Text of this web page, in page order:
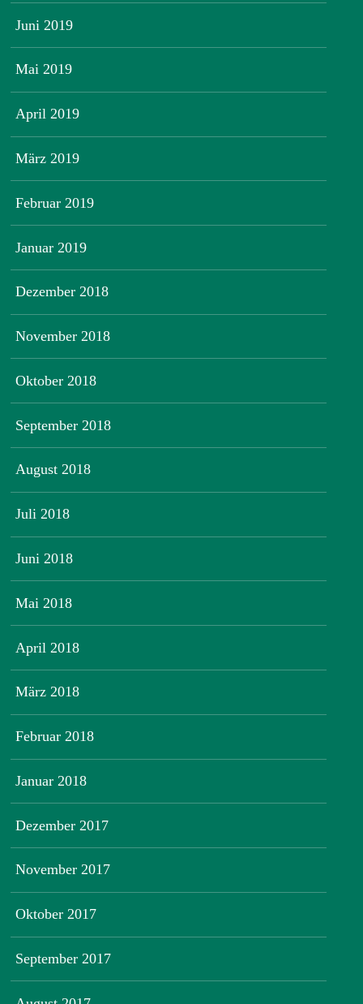
Juni 2019
Mai 2019
April 2019
März 2019
Februar 2019
Januar 2019
Dezember 2018
November 2018
Oktober 2018
September 2018
August 2018
Juli 2018
Juni 2018
Mai 2018
April 2018
März 2018
Februar 2018
Januar 2018
Dezember 2017
November 2017
Oktober 2017
September 2017